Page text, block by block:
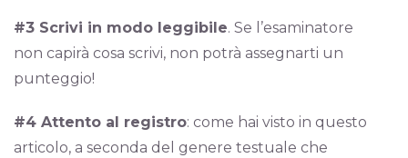
#3 Scrivi in modo leggibile. Se l’esaminatore
non capirà cosa scrivi, non potrà assegnarti un
punteggio!
#4 Attento al registro: come hai visto in questo
articolo, a seconda del genere testuale che